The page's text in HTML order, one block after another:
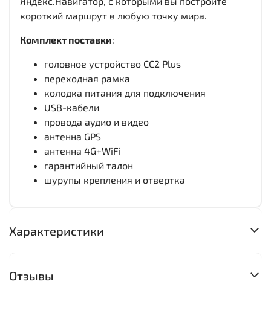
короткий маршрут в любую точку мира.
Комплект поставки:
головное устройство CC2 Plus
переходная рамка
колодка питания для подключения
USB-кабели
провода аудио и видео
антенна GPS
антенна 4G+WiFi
гарантийный талон
шурупы крепления и отвертка
Характеристики
Отзывы